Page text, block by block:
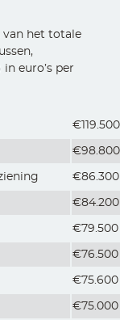
van het totale
euro’s per
€119.500
€98.800
€86.300
€84.200
€79.500
€76.500
€75.600
€75.000